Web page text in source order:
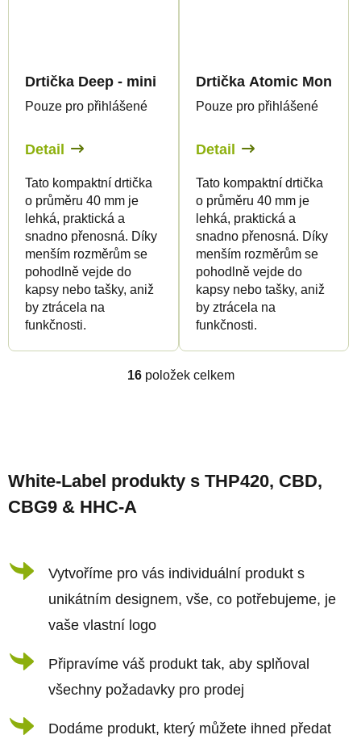
Drtička Deep - mini
Pouze pro přihlášené
Detail
Tato kompaktní drtička
o průměru 40 mm je
lehká, praktická a
snadno přenosná. Díky
menším rozměrům se
pohodlně vejde do
kapsy nebo tašky, aniž
by ztrácela na
funkčnosti.
Drtička Atomic Monkey
Pouze pro přihlášené
Detail
Tato kompaktní drtička
o průměru 40 mm je
lehká, praktická a
snadno přenosná. Díky
menším rozměrům se
pohodlně vejde do
kapsy nebo tašky, aniž
by ztrácela na
funkčnosti.
O
d
p
r
k
y
v
ý
16položek celkem
á
p
a
White-Label produkty s THP420, CBD,
CBG9 & HHC-A
Vytvoříme pro vás individuální produkt s
unikátním designem, vše, co potřebujeme, je
vaše vlastní logo
Připravíme váš produkt tak, aby splňoval
všechny požadavky pro prodej
Dodáme produkt, který můžete ihned předat